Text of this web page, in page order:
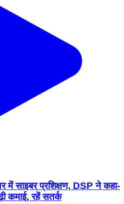
में साइबर प्रशिक्षण, DSP ने कहा-
कमाई, रहें सतर्क